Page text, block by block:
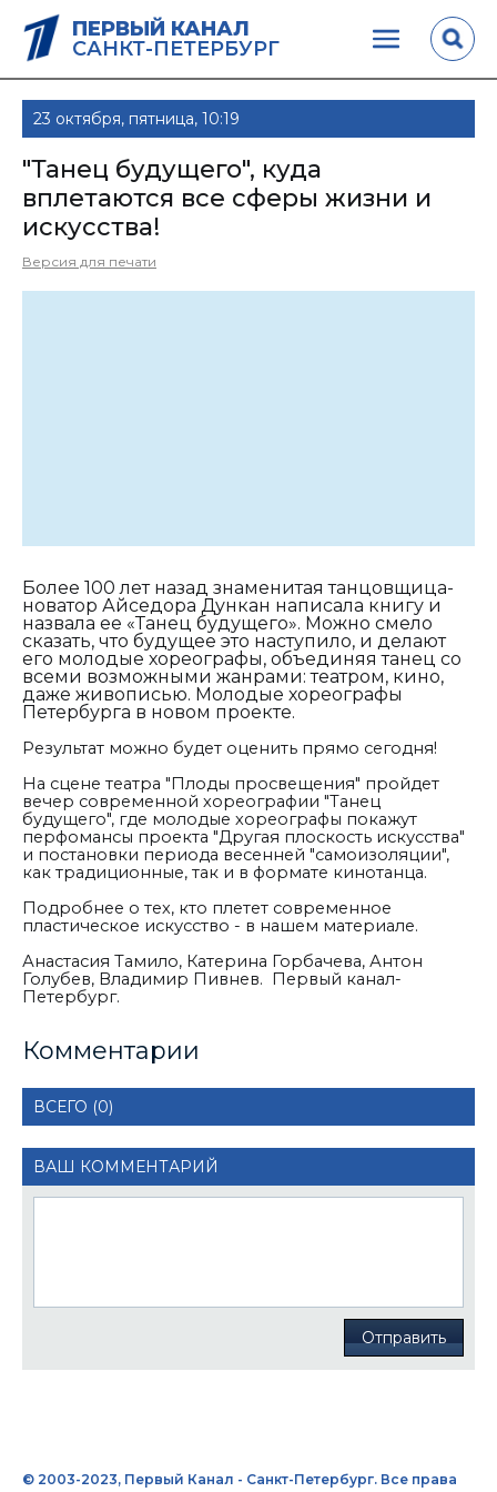
ПЕРВЫЙ КАНАЛ
САНКТ-ПЕТЕРБУРГ
23 октября, пятница, 10:19
"Танец будущего", куда
вплетаются все сферы жизни и
искусства!
Версия для печати
Более 100 лет назад знаменитая танцовщица-
новатор Айседора Дункан написала книгу и
назвала ее «Танец будущего». Можно смело
сказать, что будущее это наступило, и делают
его молодые хореографы, объединяя танец со
всеми возможными жанрами: театром, кино,
даже живописью. Молодые хореографы
Петербурга в новом проекте.
Результат можно будет оценить прямо сегодня!
На сцене театра "Плоды просвещения" пройдет
вечер современной хореографии "Танец
будущего", где молодые хореографы покажут
перфомансы проекта "Другая плоскость искусства"
и постановки периода весенней "самоизоляции",
как традиционные, так и в формате кинотанца.
Подробнее о тех, кто плетет современное
пластическое искусство - в нашем материале.
Анастасия Тамило, Катерина Горбачева, Антон
Голубев, Владимир Пивнев. Первый канал-
Петербург.
Комментарии
ВСЕГО (0)
ВАШ КОММЕНТАРИЙ
Отправить
© 2003-2023, Первый Канал - Санкт-Петербург. Все права